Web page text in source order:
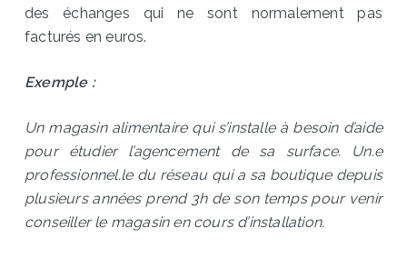
des échanges qui ne sont normalement pas
facturés en euros.
Exemple :
Un magasin alimentaire qui s’installe à besoin d’aide
pour étudier l’agencement de sa surface. Un.e
professionnel.le du réseau qui a sa boutique depuis
plusieurs années prend 3h de son temps pour venir
conseiller le magasin en cours d’installation.